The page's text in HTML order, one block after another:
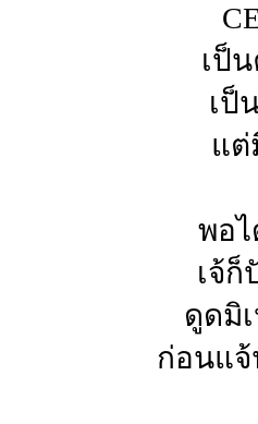
เป็
เป็
แต่
พอ
เจ้
ดูดมิ
ก่อนแจ้